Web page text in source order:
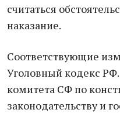
считаться
наказание.
Соответствующие
Уголовный кодекс
комитета СФ по
законодательству и